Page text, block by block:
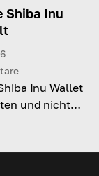
Shiba Inu
Inu Wallet
und nicht